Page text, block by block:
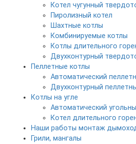
Котел чугунный
Пиролизный котел
Шахтные котлы
Комбинируемые котлы
Котлы длительного
Двухконтурный
Пеллетные котлы
Автоматический
Двухконтурный
Котлы на угле
Автоматический
Котел длительного
Наши работы монтаж
Грили, мангалы